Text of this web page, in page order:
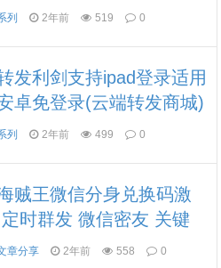
列 2年前 519 0
发利剑支持ipad登录适用
卓免登录(云端转发商城)
列 2年前 499 0
贼王微信分身兑换码激
时群发 微信密友 关键
回复 语音转发 服务锁收
章分享 2年前 558 0